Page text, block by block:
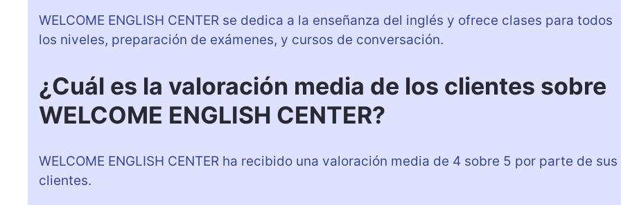
WELCOME ENGLISH CENTER se dedica a la enseñanza del inglés y ofrece clases para todos
los niveles, preparación de exámenes, y cursos de conversación.
¿Cuál es la valoración media de los clientes sobre
WELCOME ENGLISH CENTER?
WELCOME ENGLISH CENTER ha recibido una valoración media de 4 sobre 5 por parte de sus
clientes.